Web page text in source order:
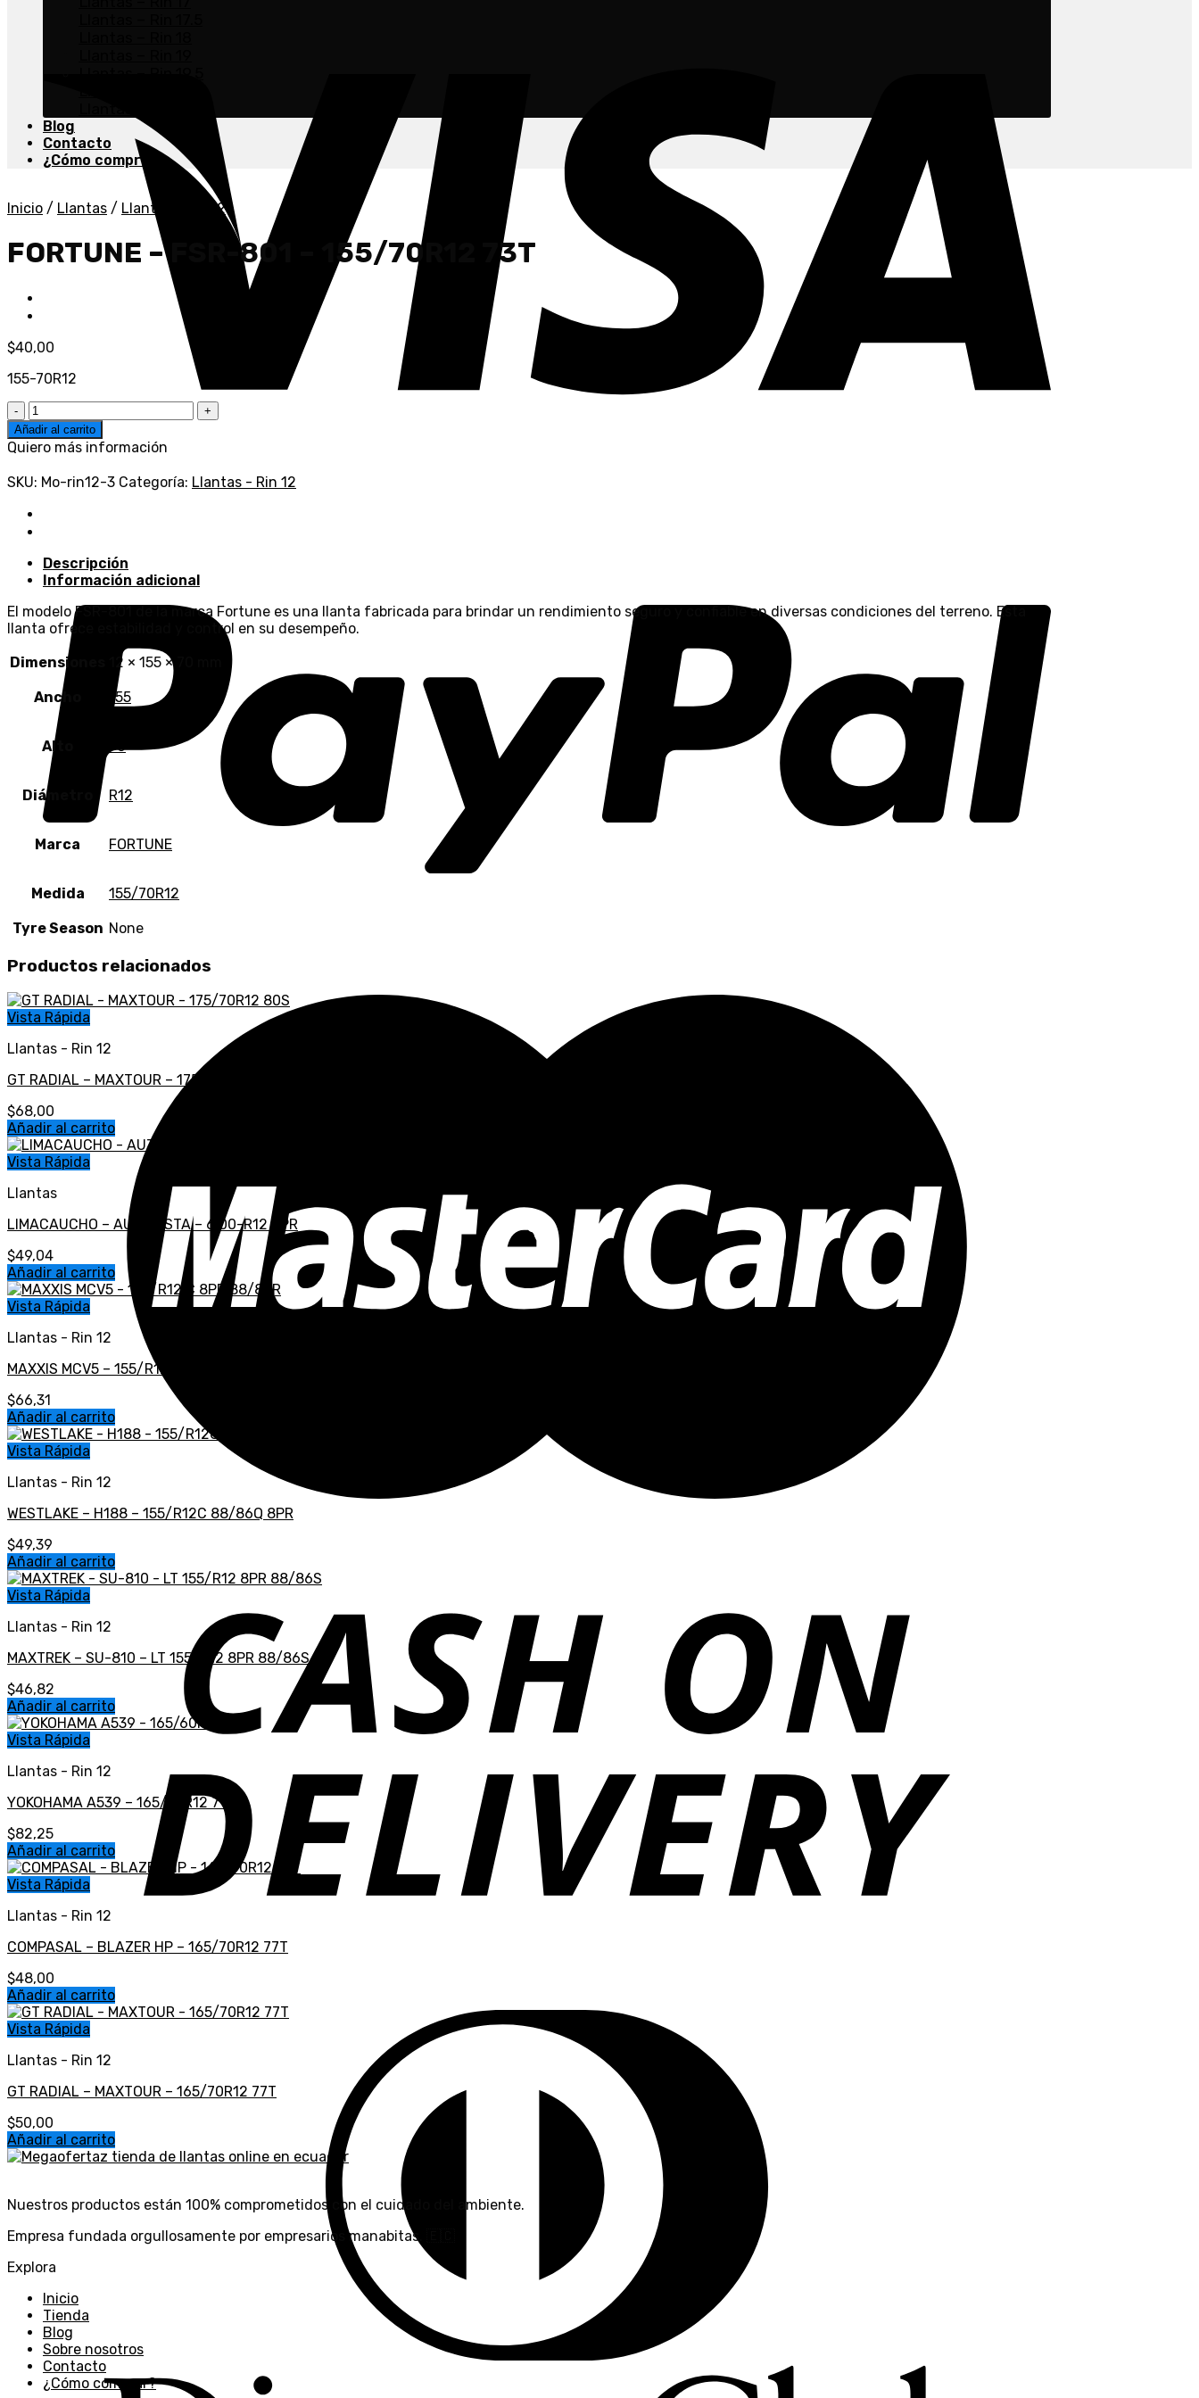
Blog
Contacto
¿Cómo comprar?
Inicio / Llantas / Llantas - Rin 12
FORTUNE – FSR-801 – 155/70R12 73T
$40,00
155-70R12
FORTUNE
-
FSR-
-
73T
cantidad
Añadir al carrito
Quiero más información
SKU: Mo-rin12-3 Categoría: Llantas - Rin 12
Descripción
Información adicional
El modelo FSR-801 de la marca Fortune es una llanta fabricada para brindar un rendimiento seguro y confiable en diversas condiciones del terreno. Esta
llanta ofrece estabilidad y control en su desempeño.
Dimensiones
12 × 155 × 70 mm
Ancho 155
Alto 70
Diámetro R12
Marca FORTUNE
Medida 155/70R12
Tyre Season None
Productos relacionados
Vista Rápida
Llantas - Rin 12
GT RADIAL – MAXTOUR – 175/70R12 80S
$68,00
Añadir al carrito
Vista Rápida
Llantas
LIMACAUCHO – AUTOPISTA – 6.00-R12 8PR
$49,04
Añadir al carrito
Vista Rápida
Llantas - Rin 12
MAXXIS MCV5 – 155/R12 C 8PR 88/86R
$66,31
Añadir al carrito
Vista Rápida
Llantas - Rin 12
WESTLAKE – H188 – 155/R12C 88/86Q 8PR
$49,39
Añadir al carrito
Vista Rápida
Llantas - Rin 12
MAXTREK – SU-810 – LT 155/R12 8PR 88/86S
$46,82
Añadir al carrito
Vista Rápida
Llantas - Rin 12
YOKOHAMA A539 – 165/60R12 71H
$82,25
Añadir al carrito
Vista Rápida
Llantas - Rin 12
COMPASAL – BLAZER HP – 165/70R12 77T
$48,00
Añadir al carrito
Vista Rápida
Llantas - Rin 12
GT RADIAL – MAXTOUR – 165/70R12 77T
$50,00
Añadir al carrito
Nuestros productos están 100% comprometidos con el cuidado del ambiente.
Empresa fundada orgullosamente por empresarios manabitas. 🇪🇨
Explora
Inicio
Tienda
Blog
Sobre nosotros
Contacto
¿Cómo comprar?